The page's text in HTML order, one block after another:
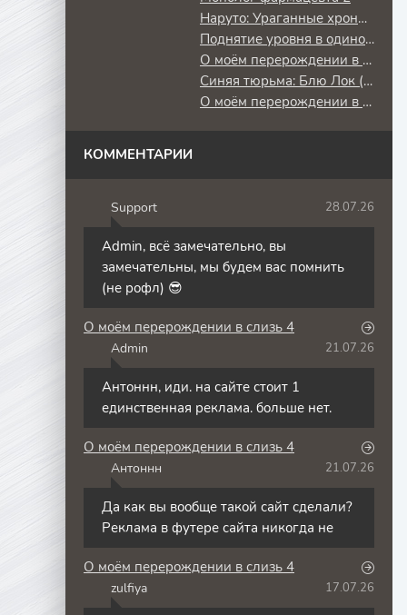
Наруто: Ураганные хроники
Поднятие уровня в одиночку: Повторное пробуждение
О моём перерождении в слизь
Синяя тюрьма: Блю Лок (2 сезон) против юношеской сборной Японии
О моём перерождении в слизь 3
КОММЕНТАРИИ
Support 28.07.26
Admin, всё замечательно, вы
замечательны, мы будем вас помнить
(не рофл) 😎
О моём перерождении в слизь 4
Admin 21.07.26
Антоннн, иди. на сайте стоит 1
единственная реклама. больше нет.
О моём перерождении в слизь 4
Антоннн 21.07.26
Да как вы вообще такой сайт сделали?
Реклама в футере сайта никогда не
О моём перерождении в слизь 4
zulfiya 17.07.26